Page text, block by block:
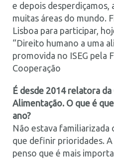
e depois desperdiçamos,
muitas áreas do mundo.
Lisboa para participar,
“Direito humano a uma
promovida no ISEG pela
Cooperação
É desde 2014 relatora
Alimentação. O que é
ano?
Não estava familiarizada
que definir prioridades.
penso que é mais